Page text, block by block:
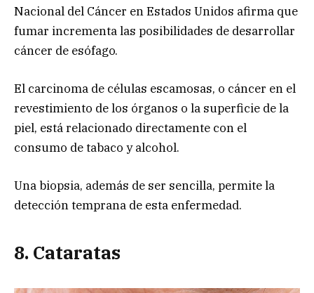
Nacional del Cáncer en Estados Unidos afirma que
fumar incrementa las posibilidades de desarrollar
cáncer de esófago.
El carcinoma de células escamosas, o cáncer en el
revestimiento de los órganos o la superficie de la
piel, está relacionado directamente con el
consumo de tabaco y alcohol.
Una biopsia, además de ser sencilla, permite la
detección temprana de esta enfermedad.
8. Cataratas